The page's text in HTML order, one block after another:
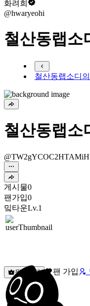
화려희
@hwaryeohi
철산동랩소
철산동랩소디
철산동랩소
게시물0
팬가입0
밐타운Lv.1
원픽선택 팬 가입
밐타운
피드